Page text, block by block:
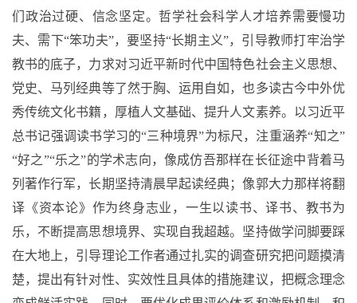
们政治过硬、信念坚定。哲学社会科学人才培养需要慢功
夫、需下“笨功夫”，要坚持“长期主义”，引导教师打牢治学
教书的底子，力求对习近平新时代中国特色社会主义思想、
党史、马列经典等了然于胸、运用自如，也多读古今中外优
秀传统文化书籍，厚植人文基础、提升人文素养。以习近平
总书记强调读书学习的“三种境界”为标尺，注重涵养“知之”
“好之”“乐之”的学术志向，像成仿吾那样在长征途中背着马
列著作行军，长期坚持清晨早起读经典；像郭大力那样将翻
译《资本论》作为终身志业，一生以读书、译书、教书为
乐，不断提高思想境界、实现自我超越。坚持做学问脚要踩
在大地上，引导理论工作者通过扎实的调查研究把问题摸清
楚，提出有针对性、实效性且具体的措施建议，把概念理念